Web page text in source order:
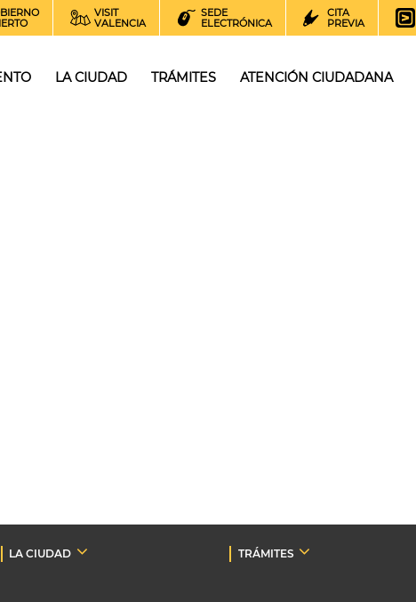
VISIT
VALENCIA
SEDE
ELECTRÓNICA
CITA
PREVIA
LA CIUDAD TRÁMITES ATENCIÓN CIUDADANA
LA CIUDAD TRÁMITES